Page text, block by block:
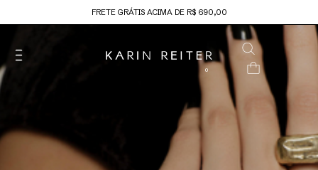
FRETE GRÁTIS ACIMA DE R$ 690,00
0